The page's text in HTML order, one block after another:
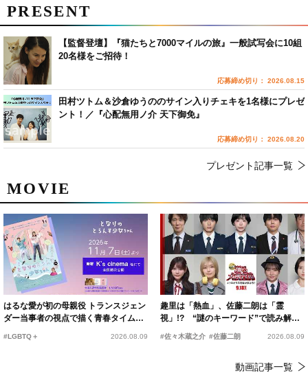
MOVIE
はるな愛が初の母親役 トランスジェン
ダー当事者の視点で描く青春タイムス
#LGBTQ＋ 2026.08.09
趣里は「熱血」、佐藤二朗は「霊
視」!? “謎のキーワード”で読み解く
『踊る大捜査線 N.E.W.』新メンバー
#佐々木蔵之介 #佐藤二朗 2026.08.09
動画記事一覧
PRESENT
【監督登壇】『猫たちと7000マイルの旅』一般試写会に10組
20名様をご招待！
応募締め切り： 2026.08.15
田村ツトム＆沙倉ゆうののサイン入りチェキを1名様にプレゼ
ント！／『心配無用ノ介 天下御免』
応募締め切り： 2026.08.20
プレゼント記事一覧